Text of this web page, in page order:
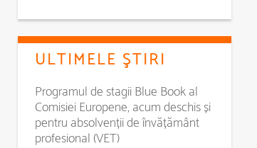
ULTIMELE ŞTIRI
Programul de stagii Blue Book al
Comisiei Europene, acum deschis și
pentru absolvenții de învățământ
profesional (VET)